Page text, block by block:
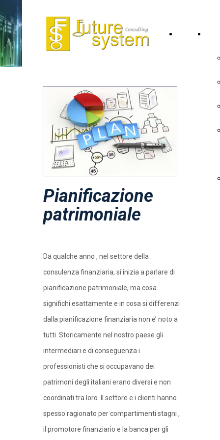
Home
Pianificazione
patrimoniale
Da qualche anno , nel settore della
consulenza finanziaria, si inizia a parlare di
pianificazione patrimoniale, ma cosa
significhi esattamente e in cosa si differenzi
dalla pianificazione finanziaria non e’ noto a
tutti. Storicamente nel nostro paese gli
intermediari e di conseguenza i
professionisti che si occupavano dei
patrimoni degli italiani erano diversi e non
coordinati tra loro. Il settore e i clienti hanno
spesso ragionato per compartimenti stagni ,
il promotore finanziario e la banca per gli